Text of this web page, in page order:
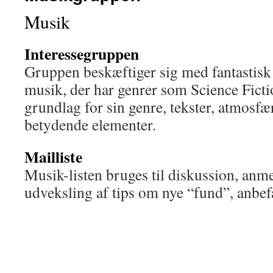
Musik
Interessegruppen
Gruppen beskæftiger sig med
musik, der har genrer som Science
grundlag for sin genre, tekster,
betydende elementer.
Mailliste
Musik-listen bruges til diskussion,
udveksling af tips om nye “fund”,